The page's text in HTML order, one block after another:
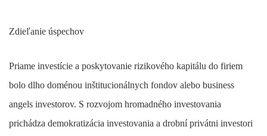
Zdieľanie úspechov
Priame investície a poskytovanie rizikového kapitálu do firiem
bolo dlho doménou inštitucionálnych fondov alebo business
angels investorov. S rozvojom hromadného investovania
prichádza demokratizácia investovania a drobní privátni investori